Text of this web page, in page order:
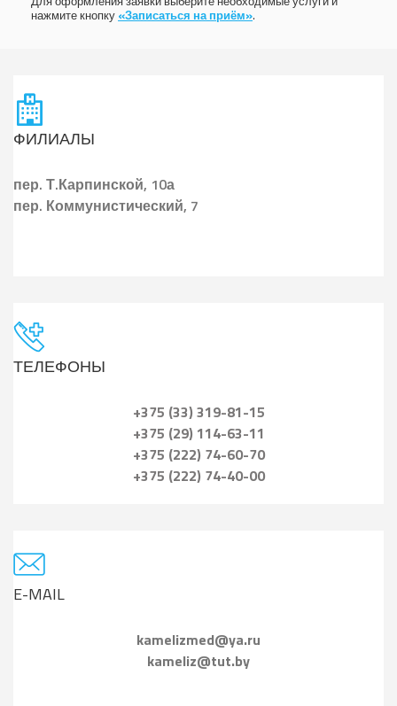
нажмите кнопку «Записаться на приём».
ФИЛИАЛЫ
пер. Т.Карпинской, 10а
пер. Коммунистический, 7
ТЕЛЕФОНЫ
+375 (33) 319-81-15
+375 (29) 114-63-11
+375 (222) 74-60-70
+375 (222) 74-40-00
E-MAIL
kamelizmed@ya.ru
kameliz@tut.by